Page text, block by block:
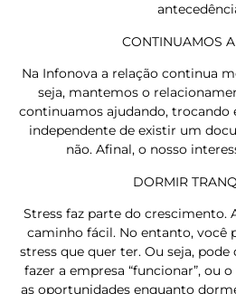
CONTINUAMOS
Na Infonova a relação continua
seja, mantemos o
continuamos ajudando, trocando
independente de existir um
não. Afinal, o nosso
DORMIR
Stress faz parte do crescimento.
caminho fácil. No entanto, você
stress que quer ter. Ou seja,
fazer a empresa “funcionar”, ou
as oportunidades enquanto